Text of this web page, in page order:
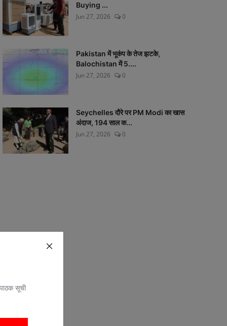
सूची
Buying ...
Jun 27, 2026
0
Pakistan में भूकंप के तेज झटके,
Balochistan में 5....
Jun 27, 2026
0
Seychelles दौरे पर PM Modi का खास
अंदाज, 194 साल क...
Jun 27, 2026
0